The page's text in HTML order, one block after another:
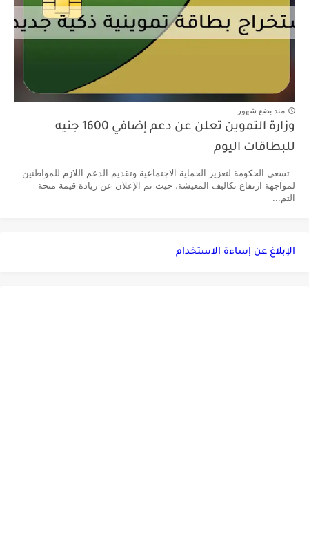
منذ بضع شهور
وزارة التموين تعلن عن دعم إضافي 1600 جنيه
للبطاقات اليوم
تسعى الحكومة لتعزيز الحماية الاجتماعية وتقديم الدعم اللازم للمواطنين
لمواجهة ارتفاع تكاليف المعيشة، حيث تم الإعلان عن زيادة قيمة منحة
التم...
الإبلاغ عن إساءة الاستخدام